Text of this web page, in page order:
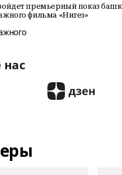
премьерный показ
фильма «Нигез»